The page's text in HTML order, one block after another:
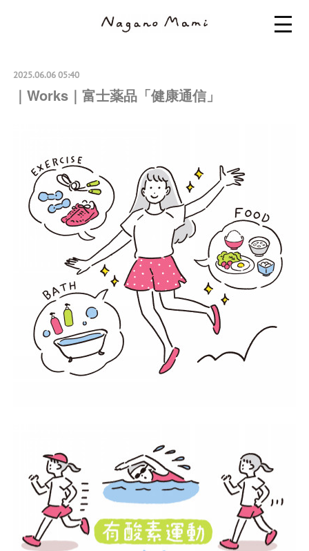
2025.06.06 05:40
｜Works｜富士薬品「健康通信」